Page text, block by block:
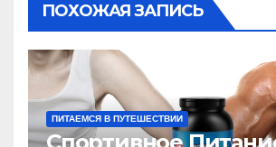
ПОХОЖАЯ ЗАПИСЬ
ПИТАЕМСЯ В ПУТЕШЕСТВИИ